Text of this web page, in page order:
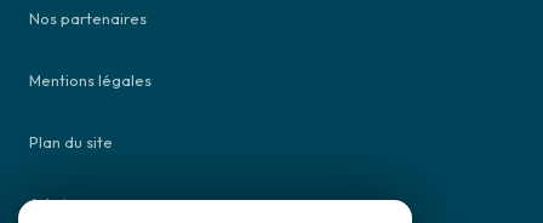
Nos partenaires
Mentions légales
Plan du site
Admin